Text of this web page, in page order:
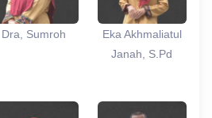
Dra, Sumroh
Eka Akhmaliatul
Janah, S.Pd